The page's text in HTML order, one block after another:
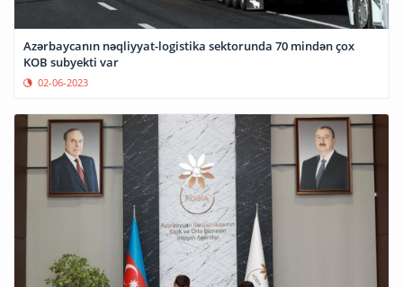
Azərbaycanın nəqliyyat-logistika sektorunda 70 mindən çox
KOB subyekti var
02-06-2023